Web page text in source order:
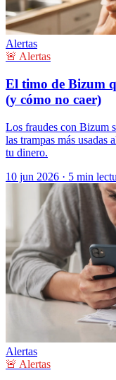
Alertas
🚨 Alertas
El timo de Bizum
(y cómo no caer)
Los fraudes con Bizum
las trampas más usadas
tu dinero.
10 jun 2026 · 5 min
Alertas
🚨 Alertas